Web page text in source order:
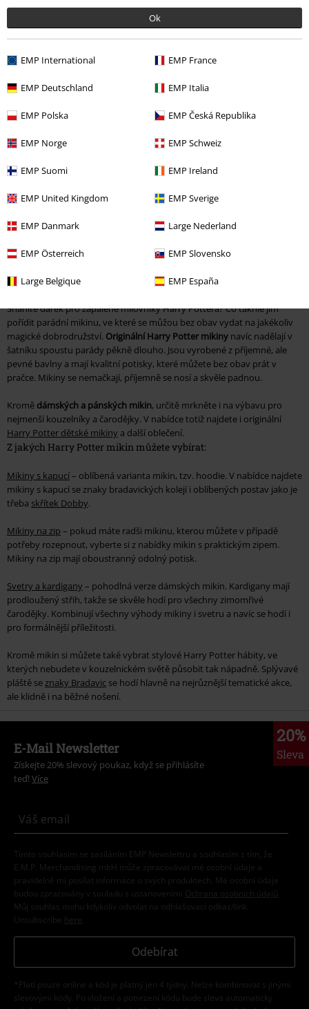
Ok
EMP International EMP France
EMP Deutschland EMP Italia
EMP Polska EMP Česká Republika
EMP Norge EMP Schweiz
EMP Suomi EMP Ireland
EMP United Kingdom EMP Sverige
EMP Danmark Large Nederland
EMP Österreich EMP Slovensko
Large Belgique EMP España
Always Harry Potter
Mikina s
Harry Potter mikina
Mrkněte na největší nabídku originálních Harry Potter mikin. Najdete tu
oblíbených hrdinů nebo třeba bradavických kolejí. Nebojte se ukázat,
Zmijozel ?
Mikiny padnou skvěle všem čarodějkám a kouzelníkům, protože si
světa
Sháníte dárek pro zapálené milovníky Harry Pottera? Co takhle jim
pořídit parádní mikinu, ve které se můžou bez obav vydat na jakékoliv
magické dobrodružství. Originální Harry Potter mikiny navíc nadělají v
šatníku spoustu parády pěkně dlouho. Jsou vyrobené z příjemné, ale
pevné bavlny a mají kvalitní potisky, které můžete bez obav prát v
pračce. Mikiny se nemačkají, příjemně se nosí a skvěle padnou.
Kromě dámských a pánských mikin, určitě mrkněte i na výbavu pro
nejmenší kouzelníky a čarodějky. V nabídce totiž najdete i originální
Harry Potter dětské mikiny a další oblečení.
Z jakých Harry Potter mikin můžete vybírat:
Mikiny s kapucí– oblíbená varianta mikin, tzv. hoodie. V nabídce najdete
mikiny s kapucí se znaky bradavických kolejí i oblíbených postav jako je
třeba skřítek Dobby.
Mikiny na zip – pokud máte radši mikinu, kterou můžete v případě
potřeby rozepnout, vyberte si z nabídky mikin s praktickým zipem.
Mikiny na zip mají oboustranný odolný potisk.
Svetry a kardigany – pohodlná verze dámských mikin. Kardigany mají
prodloužený střih, takže se skvěle hodí pro všechny zimomřivé
čarodějky. Kombinují všechny výhody mikiny i svetru a navíc se hodí i
pro formálnější příležitosti.
Kromě mikin si můžete také vybrat stylové Harry Potter hábity, ve
kterých nebudete v kouzelnickém světě působit tak nápadně. Splývavé
pláště seznaky Bradavic se hodí hlavně na nejrůznější tematické akce,
ale klidně i na běžné nošení.
20%
Sleva
E-Mail Newsletter
Získejte 20% slevový poukaz, když se přihlásíte
teď! Více
Tímto souhlasím se zasíláním EMP Newslettru a souhlasím s tím, že
E.M.P. Merchandising mbH může zpracovávat mé osobní údaje a
pravidelně mi posílat informace o svých produktech. Mé osobní údaje
budou zpracovány v souladu s ustanoveními
Ochrana osobních údajů
Můj souhlas mohu kdykoliv odvolat na odhlašovací odkaz/link.
Unsubscribe here
Odebírat
*Platí pouze online a kód je platný jen 4 týdny. Nelze kombinovat s jinými
slevovými kódy. Po vložení a potvrzení kódu bude sleva automaticky